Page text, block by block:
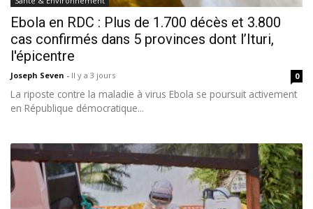
Ebola en RDC : Plus de 1.700 décès et 3.800
cas confirmés dans 5 provinces dont l’Ituri,
l'épicentre
Joseph Seven - Il y a 3 jours 0
La riposte contre la maladie à virus Ebola se poursuit activement
en République démocratique...